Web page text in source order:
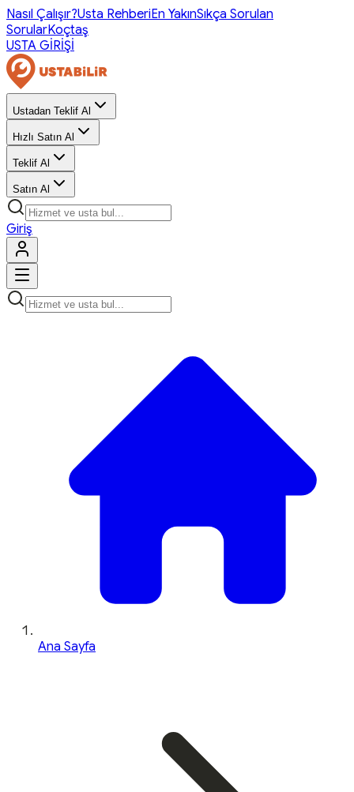
Nasıl Çalışır?Usta RehberiEn YakınSıkça Sorulan
SorularKoçtaş
USTA GİRİŞİ
Ustadan Teklif Al
Hızlı Satın Al
Teklif Al
Satın Al
Giriş
Ana Sayfa